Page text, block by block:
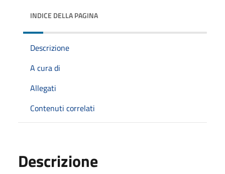
INDICE DELLA PAGINA
Descrizione
A cura di
Allegati
Contenuti correlati
Descrizione